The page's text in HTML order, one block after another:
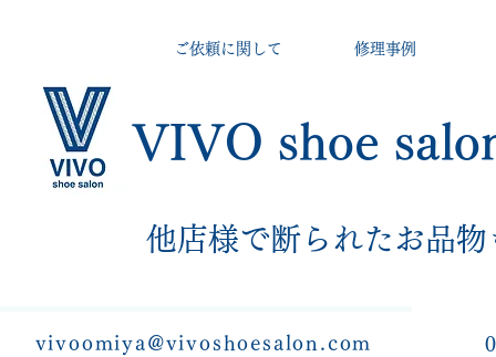
VIVO shoe
他店様で断られたお品物
ご依頼に関して 修理事例
vivoomiya@vivoshoesalon.com